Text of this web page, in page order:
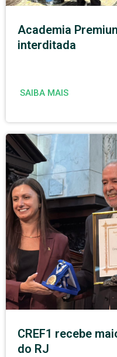
Academia
interditada
SAIBA MAIS
CREF1 recebe
do RJ